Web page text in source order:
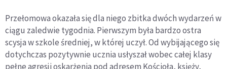
Przełomowa okazała się dla niego zbitka dwóch wydarzeń w
ciągu zaledwie tygodnia. Pierwszym była bardzo ostra
scysja w szkole średniej, w której uczył. Od wybijającego się
dotychczas pozytywnie ucznia usłyszał wobec całej klasy
pełne agresji oskarżenia pod adresem Kościoła, księży,